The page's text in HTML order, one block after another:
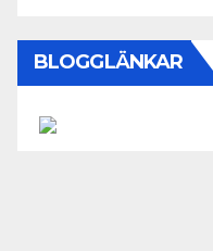
BLOGGLÄNKAR